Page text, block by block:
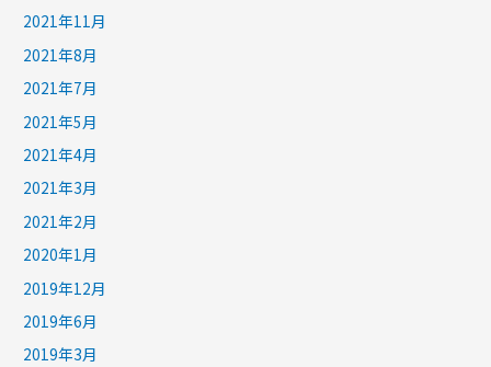
2021年11月
2021年8月
2021年7月
2021年5月
2021年4月
2021年3月
2021年2月
2020年1月
2019年12月
2019年6月
2019年3月